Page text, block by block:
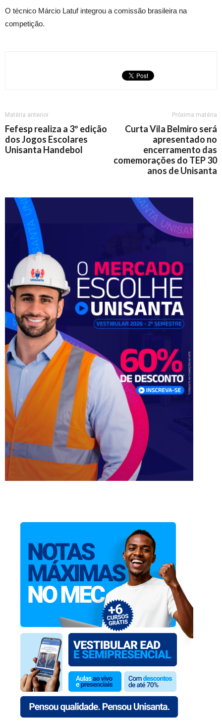
O técnico Márcio Latuf integrou a comissão brasileira na
competição.
Matéria anterior
Fefesp realiza a 3º edição
dos Jogos Escolares
Unisanta Handebol
Próxima matéria
Curta Vila Belmiro será
apresentado no
encerramento das
comemorações do TEP 30
anos de Unisanta